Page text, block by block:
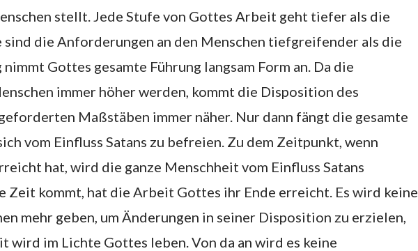
stellt. Jede Stufe von Gottes Arbeit geht tiefer als die
sind die Anforderungen an den Menschen tiefgreifender als die
Gottes gesamte Führung langsam Form an. Da die
immer höher werden, kommt die Disposition des
Maßstäben immer näher. Nur dann fängt die gesamte
vom Einfluss Satans zu befreien. Zu dem Zeitpunkt, wenn
hat, wird die ganze Menschheit vom Einfluss Satans
Zeit kommt, hat die Arbeit Gottes ihr Ende erreicht. Es wird keine
mehr geben, um Änderungen in seiner Disposition zu erzielen,
wird im Lichte Gottes leben. Von da an wird es keine